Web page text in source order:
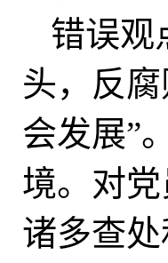
错误观
头，反
会发展”
境。对
诸多查